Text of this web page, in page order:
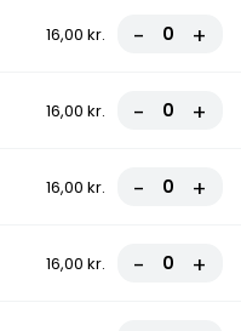
16,00 kr. - +
16,00 kr. - +
16,00 kr. - +
16,00 kr. - +